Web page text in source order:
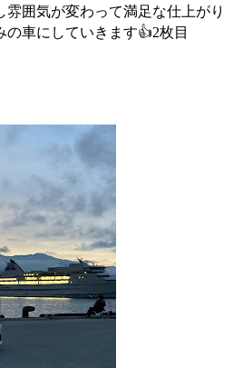
囲気が変わって満足な仕上がり
車にしていきます👍2枚目